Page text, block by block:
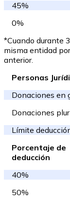
45%
0%
*Cuando durante
misma entidad
anterior.
Personas
Donaciones en
Donaciones
Límite
Porcentaje de
deducción
40%
50%